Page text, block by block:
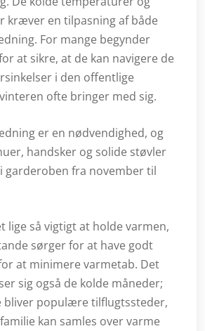
kræver en tilpasning af både
For mange begynder
at sikre, at de kan navigere de
i den offentlige
ofte bringer med sig.
er en nødvendighed, og
handsker og solide støvler
garderoben fra november til
lige så vigtigt at holde varmen,
sørger for at have godt
at minimere varmetab. Det
sig også de kolde måneder;
bliver populære tilflugtssteder,
kan samles over varme